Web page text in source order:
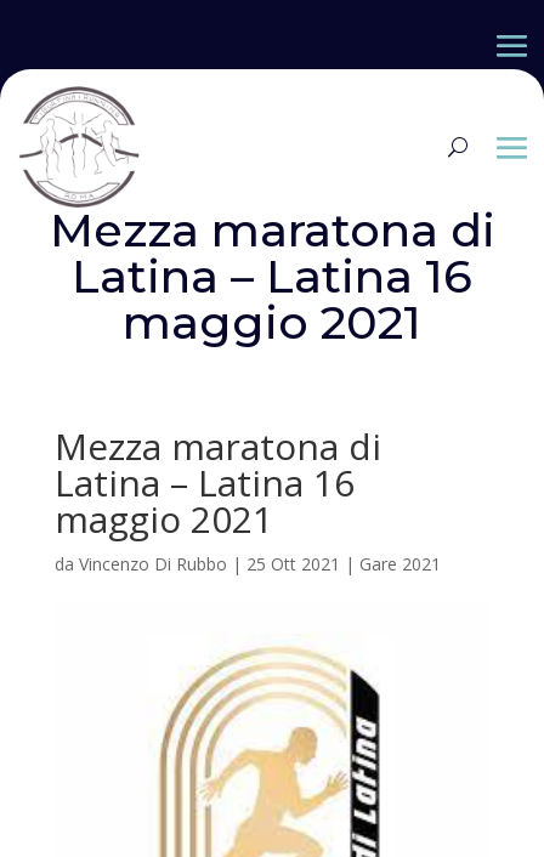
Mezza maratona di
Latina – Latina 16
maggio 2021
Mezza maratona di
Latina – Latina 16
maggio 2021
da Vincenzo Di Rubbo | 25 Ott 2021 | Gare 2021